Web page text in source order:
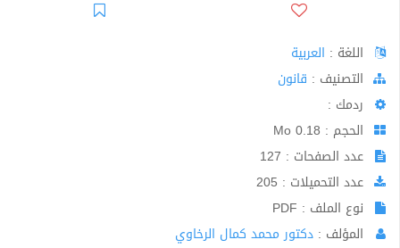
اللغة : العربية
اﻟﺘﺼﻨﻴﻒ : قانون
ردمك :
الحجم : 0.18 Mo
عدد الصفحات : 127
عدد التحميلات : 205
نوع الملف : PDF
المؤلف : دكتور محمد كمال الرخاوي